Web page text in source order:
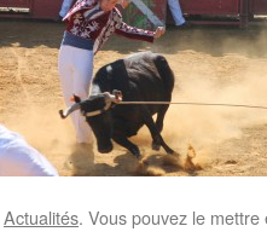
Actualités. Vous pouvez le